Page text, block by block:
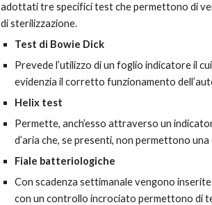
adottati tre specifici test che permettono di
di sterilizzazione.
Test di Bowie Dick
Prevede l’utilizzo di un foglio indicatore il
evidenzia il corretto funzionamento
Helix test
Permette, anch’esso attraverso un
d’aria che, se presenti, non permettono
Fiale batteriologiche
Con scadenza settimanale vengono
con un controllo incrociato permettono di